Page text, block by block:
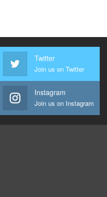
Twitter
Join us on Twitter
Instagram
Join us on Instagram